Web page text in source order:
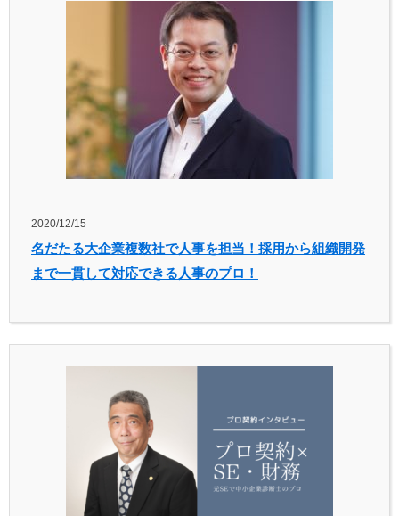
2020/12/15
名だたる大企業複数社で人事を担当！採用から組織開発
まで一貫して対応できる人事のプロ！